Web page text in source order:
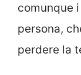
comunque
persona,
perdere la